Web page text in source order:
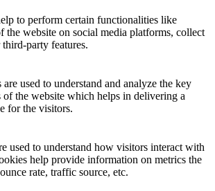
to perform certain functionalities like
the website on social media platforms, collect
party features.
used to understand and analyze the key
of the website which helps in delivering a
for the visitors.
used to understand how visitors interact with
help provide information on metrics the
rate, traffic source, etc.